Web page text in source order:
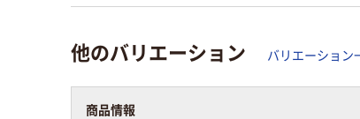
他のバリエーション バリエーション
商品情報